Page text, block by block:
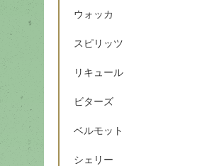
ウォッカ
スピリッツ
リキュール
ビターズ
ベルモット
シェリー